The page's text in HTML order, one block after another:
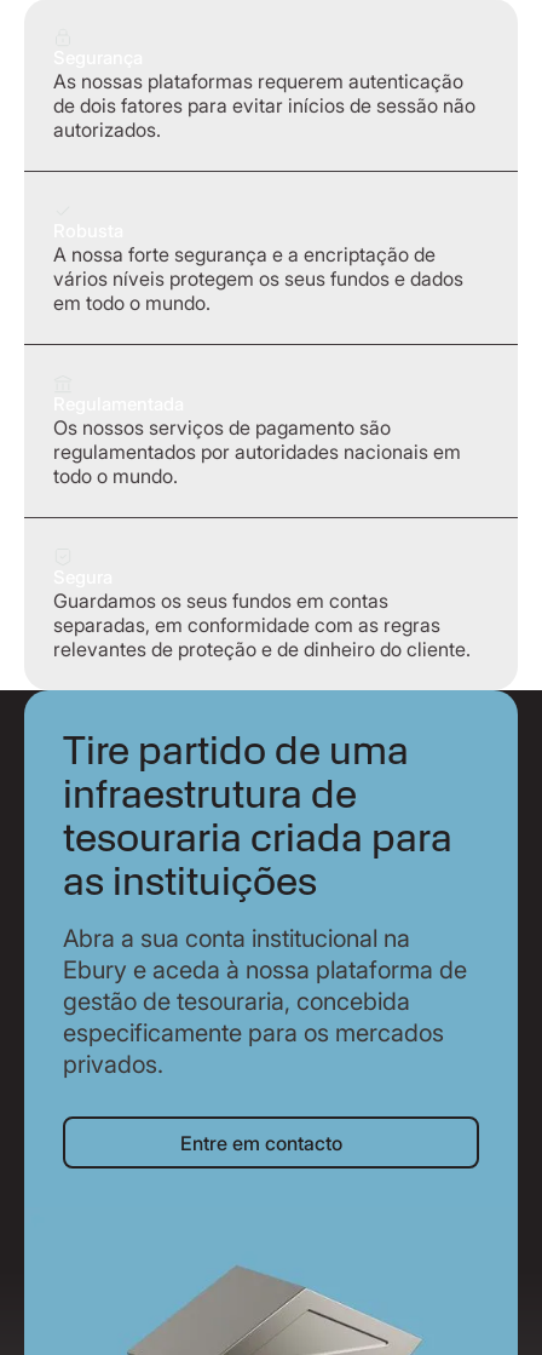
As nossas plataformas requerem autenticação
de dois fatores para evitar inícios de sessão não
autorizados.
A nossa forte segurança e a encriptação de
vários níveis protegem os seus fundos e dados
em todo o mundo.
Os nossos serviços de pagamento são
regulamentados por autoridades nacionais em
todo o mundo.
Guardamos os seus fundos em contas
separadas, em conformidade com as regras
relevantes de proteção e de dinheiro do cliente.
Tire partido de uma
infraestrutura de
tesouraria criada para
as instituições
Abra a sua conta institucional na
Ebury e aceda à nossa plataforma de
gestão de tesouraria, concebida
especificamente para os mercados
privados.
Entre em contacto
Entre em contacto